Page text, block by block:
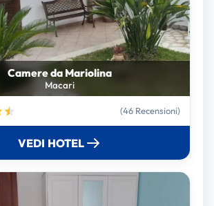
Camere da Mariolina
Macari
(46 Recensioni)
VEDI HOTEL